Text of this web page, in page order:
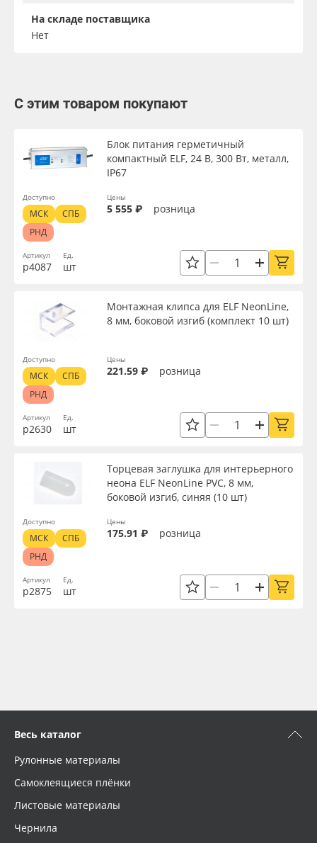
На складе поставщика
Нет
С этим товаром покупают
Артикул
р4087
Блок питания герметичный
компактный ELF, 24 В, 300 Вт, металл,
IP67
Ед.
шт
Цены
5 555 ₽ розница
Доступно
МСК
СПБ
РНД
Артикул
р2630
Монтажная клипса для ELF NeonLine,
8 мм, боковой изгиб (комплект 10 шт)
Ед.
шт
Цены
221.59 ₽ розница
Доступно
МСК
СПБ
РНД
Артикул
р2875
Торцевая заглушка для интерьерного
неона ELF NeonLine PVC, 8 мм,
боковой изгиб, синяя (10 шт)
Ед.
шт
Цены
175.91 ₽ розница
Доступно
МСК
СПБ
РНД
Весь каталог
Рулонные материалы
Самоклеящиеся плёнки
Листовые материалы
Чернила